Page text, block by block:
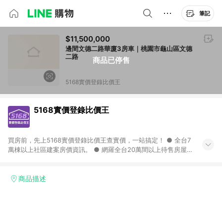
筆記
商品已停售
$11,500,000
邊間文德二路華廈3房車｜桃園市龜山區文德
二路
5168實價登錄比價王
5168實價登錄比價王
買房前，先上5168實價登錄比價王查實價，一站搞定！ ● 全台7
萬棟以上社區建案房價資訊。 ● 網羅全台20萬間以上待售房屋，
器人，24小時在線查。
商品描述